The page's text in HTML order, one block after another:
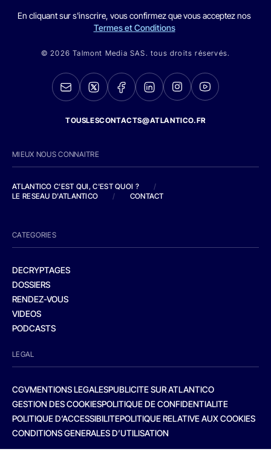
En cliquant sur s'inscrire, vous confirmez que vous acceptez nos
Termes et Conditions
© 2026 Talmont Media SAS. tous droits réservés.
TOUSLESCONTACTS@ATLANTICO.FR
MIEUX NOUS CONNAITRE
ATLANTICO C'EST QUI, C'EST QUOI ?
/
LE RESEAU D'ATLANTICO
/ CONTACT
CATEGORIES
DECRYPTAGES
DOSSIERS
RENDEZ-VOUS
VIDEOS
PODCASTS
LEGAL
CGVMENTIONS LEGALESPUBLICITE SUR ATLANTICO
GESTION DES COOKIESPOLITIQUE DE CONFIDENTIALITE
POLITIQUE D’ACCESSIBILITEPOLITIQUE RELATIVE AUX COOKIES
CONDITIONS GENERALES D’UTILISATION